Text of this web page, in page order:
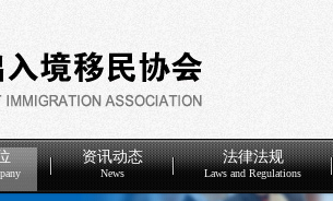
资讯动态
News
法律法规
Laws and Regulations